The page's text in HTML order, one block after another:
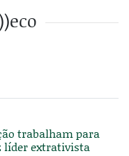
trabalham para
líder extrativista